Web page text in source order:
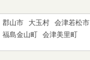
郡山市 大玉村 会津若松市
福島金山町
会津美里町